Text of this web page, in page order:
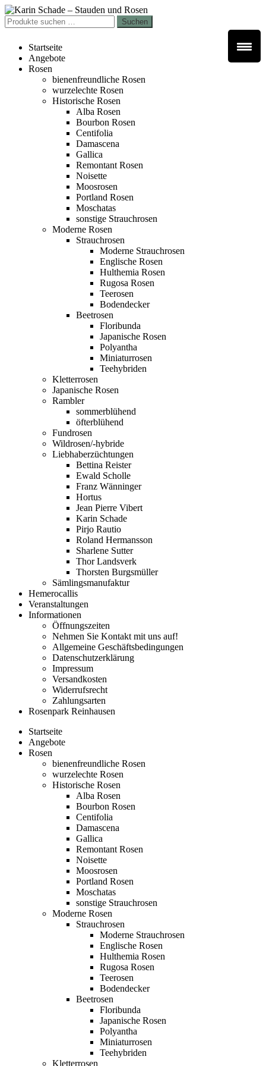
Zur
Navigation
springen
Zum
Inhalt
springen
Suchen
nach:
Suchen
Startseite
Angebote
Rosen
bienenfreundliche Rosen
wurzelechte Rosen
Historische Rosen
Alba Rosen
Bourbon Rosen
Centifolia
Damascena
Gallica
Remontant Rosen
Noisette
Moosrosen
Portland Rosen
Moschatas
sonstige Strauchrosen
Moderne Rosen
Strauchrosen
Moderne Strauchrosen
Englische Rosen
Hulthemia Rosen
Rugosa Rosen
Teerosen
Bodendecker
Beetrosen
Floribunda
Japanische Rosen
Polyantha
Miniaturrosen
Teehybriden
Kletterrosen
Japanische Rosen
Rambler
sommerblühend
öfterblühend
Fundrosen
Wildrosen/-hybride
Liebhaberzüchtungen
Bettina Reister
Ewald Scholle
Franz Wänninger
Hortus
Jean Pierre Vibert
Karin Schade
Pirjo Rautio
Roland Hermansson
Sharlene Sutter
Thor Landsverk
Thorsten Burgsmüller
Sämlingsmanufaktur
Hemerocallis
Veranstaltungen
Informationen
Öffnungszeiten
Nehmen Sie Kontakt mit uns auf!
Allgemeine Geschäftsbedingungen
Datenschutzerklärung
Impressum
Versandkosten
Widerrufsrecht
Zahlungsarten
Rosenpark Reinhausen
Startseite
Angebote
Rosen
bienenfreundliche Rosen
wurzelechte Rosen
Historische Rosen
Alba Rosen
Bourbon Rosen
Centifolia
Damascena
Gallica
Remontant Rosen
Noisette
Moosrosen
Portland Rosen
Moschatas
sonstige Strauchrosen
Moderne Rosen
Strauchrosen
Moderne Strauchrosen
Englische Rosen
Hulthemia Rosen
Rugosa Rosen
Teerosen
Bodendecker
Beetrosen
Floribunda
Japanische Rosen
Polyantha
Miniaturrosen
Teehybriden
Kletterrosen